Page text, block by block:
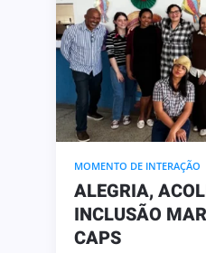
MOMENTO DE INTERAÇÃO
ALEGRIA,
INCLUSÃO
CAPS